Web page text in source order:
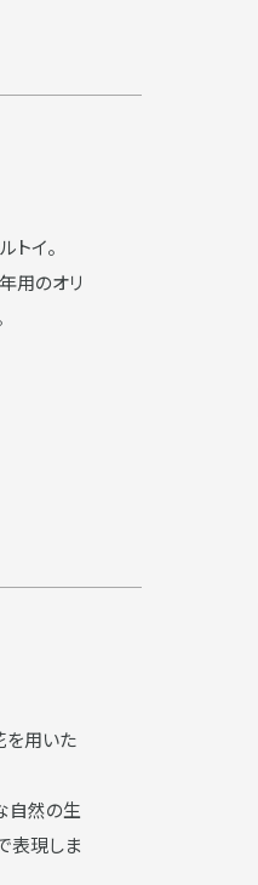
トイ。
用のオリ
自然の生
表現しま